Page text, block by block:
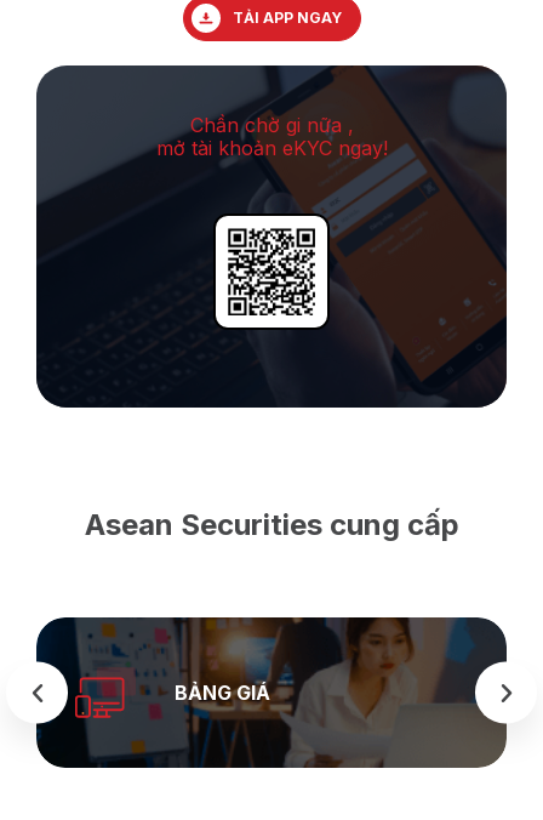
TẢI APP NGAY
Chần chờ gi nữa ,
mở tài khoản eKYC ngay!
Asean Securities cung cấp
BẢNG GIÁ